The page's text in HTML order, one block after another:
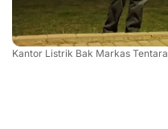
Kantor Listrik Bak Markas Tentara